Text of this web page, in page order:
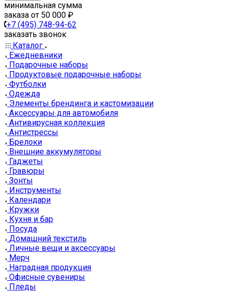
минимальная сумма
заказа от 50 000 ₽
+7 (495) 748-94-62
заказать звонок
Каталог
Ежедневники
Подарочные наборы
Продуктовые подарочные наборы
Футболки
Одежда
Элементы брендинга и кастомизации
Аксессуары для автомобиля
Антивирусная коллекция
Антистрессы
Брелоки
Внешние аккумуляторы
Гаджеты
Гравюры
Зонты
Инструменты
Календари
Кружки
Кухня и бар
Посуда
Домашний текстиль
Личные вещи и аксессуары
Мерч
Наградная продукция
Офисные сувениры
Пледы